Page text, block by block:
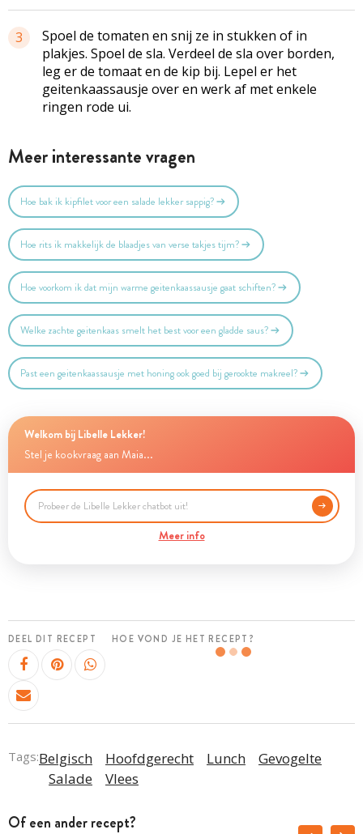
3
Spoel de tomaten en snij ze in stukken of in
plakjes. Spoel de sla. Verdeel de sla over borden,
leg er de tomaat en de kip bij. Lepel er het
geitenkaassausje over en werk af met enkele
ringen rode ui.
Meer interessante vragen
Hoe bak ik kipfilet voor een salade lekker sappig?
Hoe rits ik makkelijk de blaadjes van verse takjes tijm?
Hoe voorkom ik dat mijn warme geitenkaassausje gaat schiften?
Welke zachte geitenkaas smelt het best voor een gladde saus?
Past een geitenkaassausje met honing ook goed bij gerookte makreel?
Welkom bij Libelle Lekker!
Stel je kookvraag aan Maia...
Meer info
DEEL DIT RECEPT HOE VOND JE HET RECEPT?
Tags:Belgisch Hoofdgerecht Lunch
Gevogelte
Salade
Vlees
Of een ander recept?